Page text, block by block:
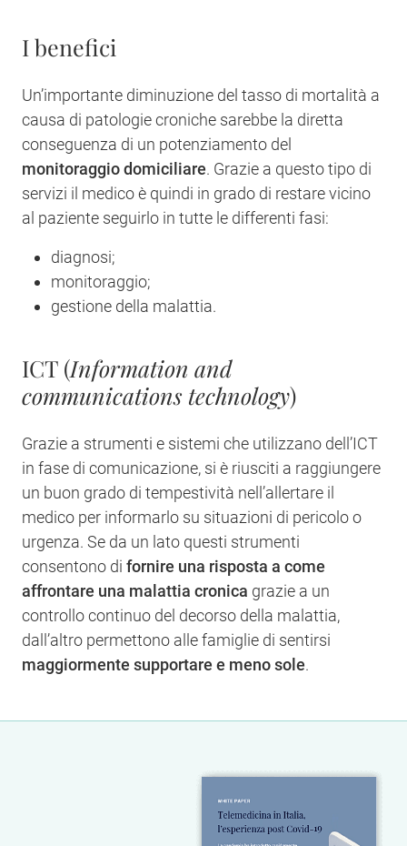
I benefici
Un’importante diminuzione del tasso di mortalità a
causa di patologie croniche sarebbe la diretta
conseguenza di un potenziamento del
monitoraggio domiciliare. Grazie a questo tipo di
servizi il medico è quindi in grado di restare vicino
al paziente seguirlo in tutte le differenti fasi:
diagnosi;
monitoraggio;
gestione della malattia.
ICT (Information and
communications technology)
Grazie a strumenti e sistemi che utilizzano dell’ICT
in fase di comunicazione, si è riusciti a raggiungere
un buon grado di tempestività nell’allertare il
medico per informarlo su situazioni di pericolo o
urgenza. Se da un lato questi strumenti
consentono di fornire una risposta a come
affrontare una malattia cronica grazie a un
controllo continuo del decorso della malattia,
dall’altro permettono alle famiglie di sentirsi
maggiormente supportare e meno sole.